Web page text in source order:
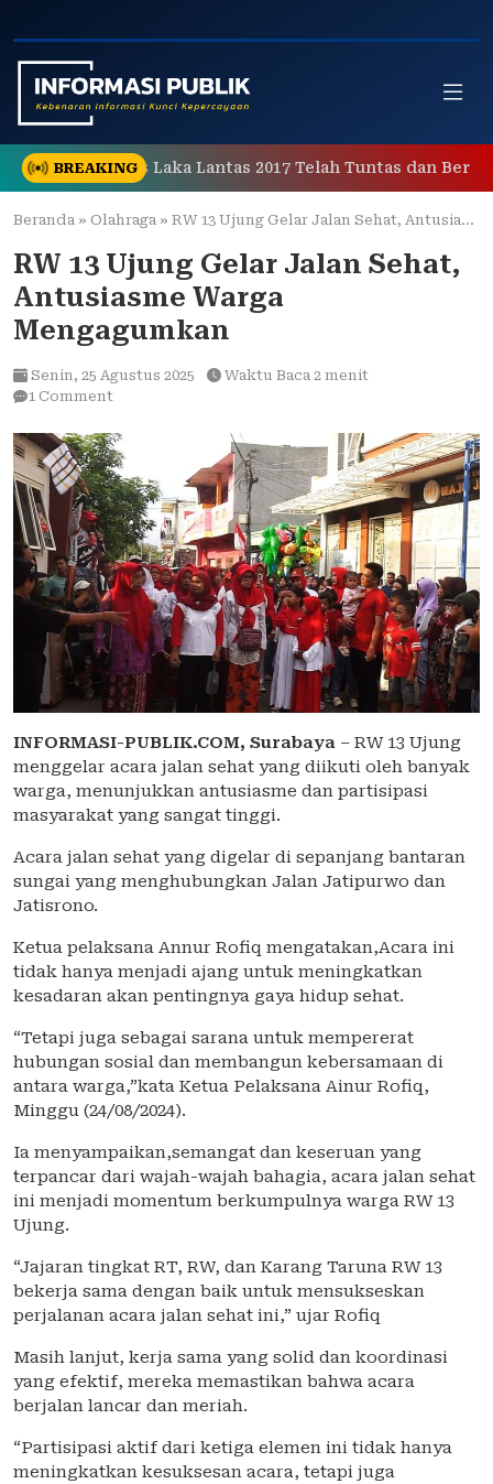
to
content
BREAKING
Kasus Laka Lantas 2017 Telah Tuntas dan
Beranda » Olahraga » RW 13 Ujung Gelar Jalan Sehat, Antusiasme Warga Mengagumkan
RW 13 Ujung Gelar Jalan Sehat,
Antusiasme Warga
Mengagumkan
Senin, 25 Agustus 2025
Waktu Baca 2 menit
1 Comment
INFORMASI-PUBLIK.COM, Surabaya – RW 13 Ujung
menggelar acara jalan sehat yang diikuti oleh banyak
warga, menunjukkan antusiasme dan partisipasi
masyarakat yang sangat tinggi.
Acara jalan sehat yang digelar di sepanjang bantaran
sungai yang menghubungkan Jalan Jatipurwo dan
Jatisrono.
Ketua pelaksana Annur Rofiq mengatakan,Acara ini
tidak hanya menjadi ajang untuk meningkatkan
kesadaran akan pentingnya gaya hidup sehat.
“Tetapi juga sebagai sarana untuk mempererat
hubungan sosial dan membangun kebersamaan di
antara warga,”kata Ketua Pelaksana Ainur Rofiq,
Minggu (24/08/2024).
Ia menyampaikan,semangat dan keseruan yang
terpancar dari wajah-wajah bahagia, acara jalan sehat
ini menjadi momentum berkumpulnya warga RW 13
Ujung.
“Jajaran tingkat RT, RW, dan Karang Taruna RW 13
bekerja sama dengan baik untuk mensukseskan
perjalanan acara jalan sehat ini,” ujar Rofiq
Masih lanjut, kerja sama yang solid dan koordinasi
yang efektif, mereka memastikan bahwa acara
berjalan lancar dan meriah.
“Partisipasi aktif dari ketiga elemen ini tidak hanya
meningkatkan kesuksesan acara, tetapi juga